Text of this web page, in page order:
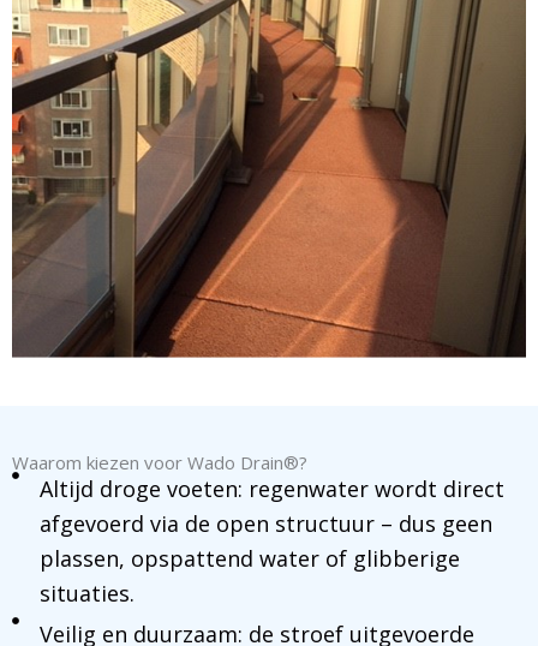
Waarom kiezen voor Wado Drain®?
Altijd droge voeten: regenwater wordt direct
afgevoerd via de open structuur – dus geen
plassen, opspattend water of glibberige
situaties.
Veilig en duurzaam: de stroef uitgevoerde